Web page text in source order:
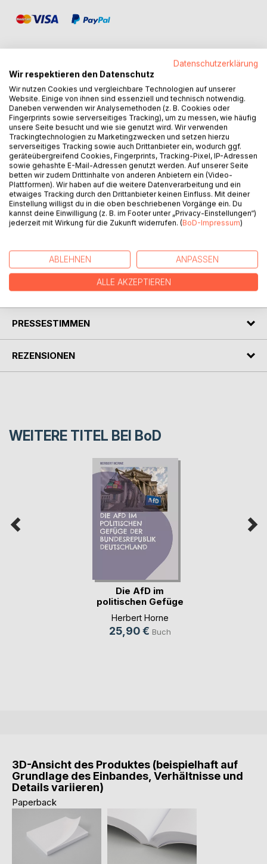
BESCHREIBUNG
Die immer älter werdende Bevölkerung stellt den
deutschen Strafvollzug vor eine enorme Herausforderung.
Ältere Menschen entwickeln mit zunehmendem Alter
spezielle Bedürfnisse. Um ein „gesundes“ Altern im
Strafvollzug zu ermöglichen, ist es wichtig, dass die
Justizministerien aller Länder mit den Verantwortlichen der
jeweiligen Justizvollzugsanstalten Konzepte entwickeln, in
denen auch die Bedürfnisse von Senioren im Strafvollzug
abgedeckt und berücksichtigt werden. Individuelle
adäquat gewährleistet sein.
AUTOR/IN
PRESSESTIMMEN
REZENSIONEN
WEITERE TITEL BEI BoD
Die AfD im
politischen Gefüge
der (...)
Herbert Horne
25,90 € Buch
3D-Ansicht des Produktes (beispielhaft auf
Grundlage des Einbandes, Verhältnisse und
Details variieren)
Paperback
Datenschutzerklärung
Wir respektieren den Datenschutz
Wir nutzen Cookies und vergleichbare Technologien auf unserer
Website. Einige von ihnen sind essenziell und technisch notwendig.
Daneben verwenden wir Analysemethoden (z. B. Cookies oder
Fingerprints sowie serverseitiges Tracking), um zu messen, wie häufig
unsere Seite besucht und wie sie genutzt wird. Wir verwenden
Trackingtechnologien zu Marketingzwecken und setzen hierzu
serverseitiges Tracking sowie auch Drittanbieter ein, wodurch ggf.
geräteübergreifend Cookies, Fingerprints, Tracking-Pixel, IP-Adressen
sowie gehashte E-Mail-Adressen genutzt werden. Auf unserer Seite
betten wir zudem Drittinhalte von anderen Anbietern ein (Video-
Plattformen). Wir haben auf die weitere Datenverarbeitung und ein
etwaiges Tracking durch den Drittanbieter keinen Einfluss. Mit deiner
Einstellung willigst du in die oben beschriebenen Vorgänge ein. Du
kannst deine Einwilligung (z. B. im Footer unter „Privacy-Einstellungen“)
jederzeit mit Wirkung für die Zukunft widerrufen. (BoD-Impressum)
ABLEHNEN ANPASSEN
ALLE AKZEPTIEREN